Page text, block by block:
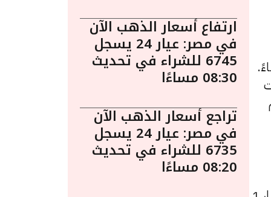
14 أغسطس الساعة 1:35 مساءً.
ارتفاع أسعار الذهب الآن
في مصر: عيار 24 يسجل
6745 للشراء في تحديث
08:30 مساءًا
تراجع أسعار الذهب الآن
في مصر: عيار 24 يسجل
6735 للشراء في تحديث
08:20 مساءًا